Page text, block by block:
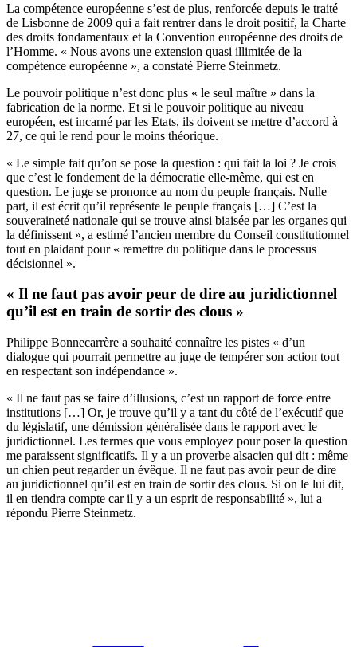
La compétence européenne s’est de plus, renforcée depuis le traité
de Lisbonne de 2009 qui a fait rentrer dans le droit positif, la Charte
des droits fondamentaux et la Convention européenne des droits de
l’Homme. « Nous avons une extension quasi illimitée de la
compétence européenne », a constaté Pierre Steinmetz.
Le pouvoir politique n’est donc plus « le seul maître » dans la
fabrication de la norme. Et si le pouvoir politique au niveau
européen, est incarné par les Etats, ils doivent se mettre d’accord à
27, ce qui le rend pour le moins théorique.
« Le simple fait qu’on se pose la question : qui fait la loi ? Je crois
que c’est le fondement de la démocratie elle-même, qui est en
question. Le juge se prononce au nom du peuple français. Nulle
part, il est écrit qu’il représente le peuple français […] C’est la
souveraineté nationale qui se trouve ainsi biaisée par les organes qui
la définissent », a estimé l’ancien membre du Conseil constitutionnel
tout en plaidant pour « remettre du politique dans le processus
décisionnel ».
« Il ne faut pas avoir peur de dire au juridictionnel
qu’il est en train de sortir des clous »
Philippe Bonnecarrère a souhaité connaître les pistes « d’un
dialogue qui pourrait permettre au juge de tempérer son action tout
en respectant son indépendance ».
« Il ne faut pas se faire d’illusions, c’est un rapport de force entre
institutions […] Or, je trouve qu’il y a tant du côté de l’exécutif que
du législatif, une démission généralisée dans le rapport avec le
juridictionnel. Les termes que vous employez pour poser la question
me paraissent significatifs. Il y a un proverbe alsacien qui dit : même
un chien peut regarder un évêque. Il ne faut pas avoir peur de dire
au juridictionnel qu’il est en train de sortir des clous. Si on le lui dit,
il en tiendra compte car il y a un esprit de responsabilité », lui a
répondu Pierre Steinmetz.